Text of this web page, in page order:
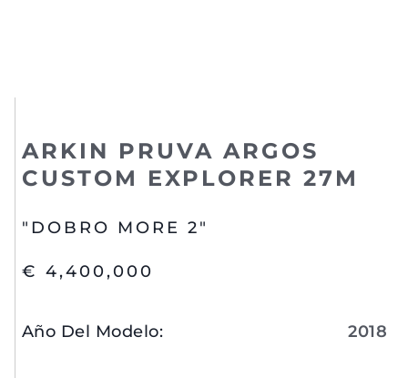
ARKIN PRUVA ARGOS
CUSTOM EXPLORER 27M
"DOBRO MORE 2"
€ 4,400,000
Año Del Modelo: 2018